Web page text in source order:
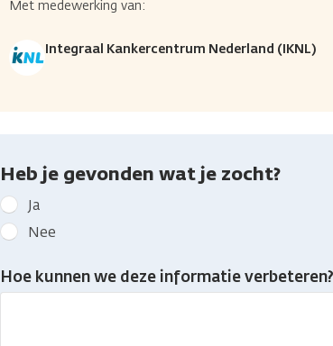
Met medewerking van:
Integraal Kankercentrum Nederland (IKNL)
Heb je gevonden wat je zocht?
Geef
kanker.nl
feedback:
Heb
je
Ja
Nee
Hoe kunnen we deze informatie verbeteren?